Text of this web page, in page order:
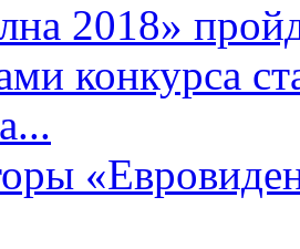
2018»
конкурса